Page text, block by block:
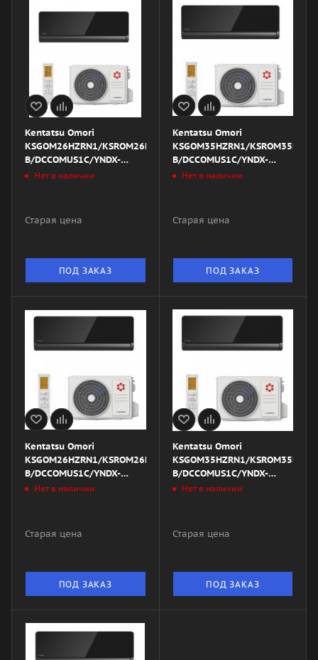
Kentatsu Omori
KSGOM26HZRN1/KSROM26HZRN1/DW22-
B/DCCOMUS1C/YNDX-
00020B
Нет в наличии
Старая цена
ПОД ЗАКАЗ
Kentatsu Omori
KSGOM35HZRN1/
B/DCCOMUS1C/YNDX-
00020G
Нет в наличии
Старая цена
ПОД ЗАКАЗ
Kentatsu Omori
KSGOM26HZRN1/KSROM26HZRN1/DW22-
B/DCCOMUS1C/YNDX-
00020G
Нет в наличии
Старая цена
ПОД ЗАКАЗ
Kentatsu Omori
KSGOM35HZRN1/
B/DCCOMUS1C/YNDX-
00020R
Нет в наличии
Старая цена
ПОД ЗАКАЗ